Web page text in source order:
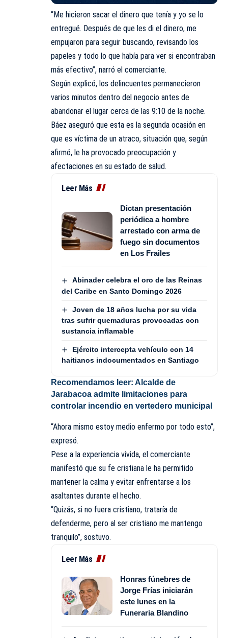
“Me hicieron sacar el dinero que tenía y yo se lo
entregué. Después de que les di el dinero, me
empujaron para seguir buscando, revisando los
papeles y todo lo que había para ver si encontraban
más efectivo”, narró el comerciante.
Según explicó, los delincuentes permanecieron
varios minutos dentro del negocio antes de
abandonar el lugar cerca de las 9:10 de la noche.
Báez aseguró que esta es la segunda ocasión en
que es víctima de un atraco, situación que, según
afirmó, le ha provocado preocupación y
afectaciones en su estado de salud.
Leer Más
Dictan presentación
periódica a hombre
arrestado con arma de
fuego sin documentos
en Los Frailes
Abinader celebra el oro de las Reinas
del Caribe en Santo Domingo 2026
Joven de 18 años lucha por su vida
tras sufrir quemaduras provocadas con
sustancia inflamable
Ejército intercepta vehículo con 14
haitianos indocumentados en Santiago
Recomendamos leer: Alcalde de
Jarabacoa admite limitaciones para
controlar incendio en vertedero municipal
“Ahora mismo estoy medio enfermo por todo esto”,
expresó.
Pese a la experiencia vivida, el comerciante
manifestó que su fe cristiana le ha permitido
mantener la calma y evitar enfrentarse a los
asaltantes durante el hecho.
“Quizás, si no fuera cristiano, trataría de
defenderme, pero al ser cristiano me mantengo
tranquilo”, sostuvo.
Leer Más
Honras fúnebres de
Jorge Frías iniciarán
este lunes en la
Funeraria Blandino